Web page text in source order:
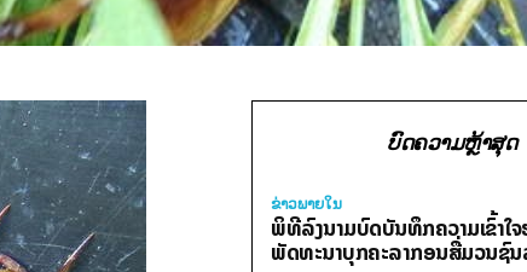
ບົດຄວາມຫຼ້າສຸດ
ຂ່າວພາຍ​ໃນ
ພິທີລົງນາມບົດບັນທຶກຄວາມເຂົ້າໃ
ພັດທະນາບຸກຄະລາກອນສື່ມວນຊົນ